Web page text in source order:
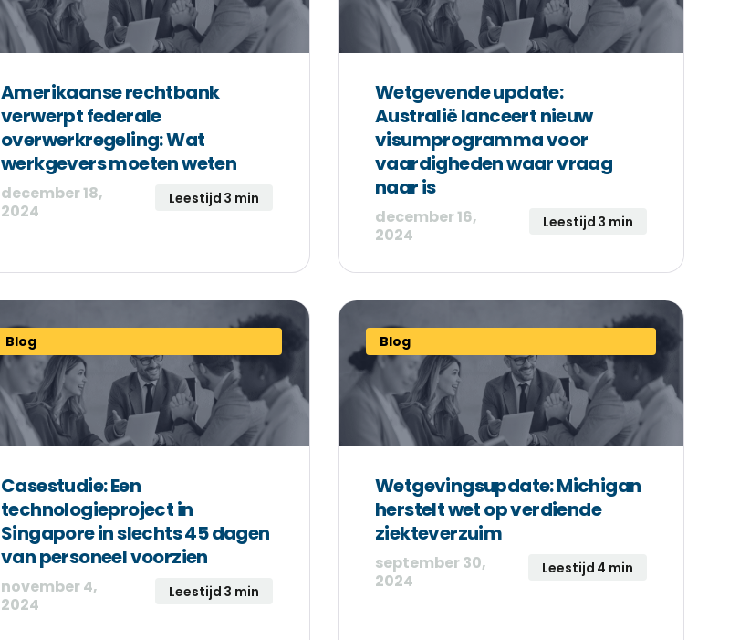
Amerikaanse rechtbank
verwerpt federale
overwerkregeling: Wat
werkgevers moeten weten
december 18,
2024
Leestijd 3 min
Wetgevende update:
Australië lanceert nieuw
visumprogramma voor
vaardigheden waar vraag
naar is
december 16,
2024
Leestijd 3 min
Blog
Casestudie: Een
technologieproject in
Singapore in slechts 45 dagen
van personeel voorzien
november 4,
2024
Leestijd 3 min
Blog
Wetgevingsupdate: Michigan
herstelt wet op verdiende
ziekteverzuim
september 30,
2024
Leestijd 4 min